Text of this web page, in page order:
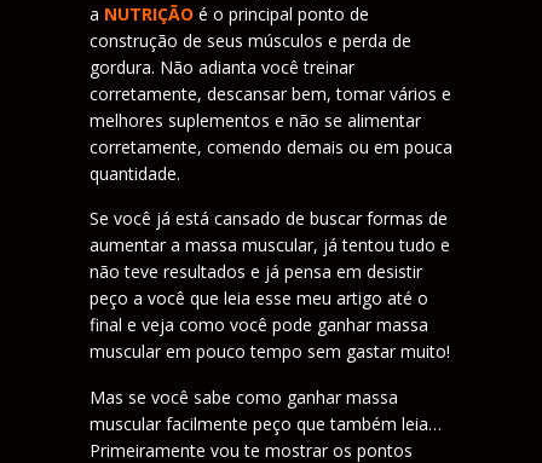
a NUTRIÇÃO é o principal ponto de
construção de seus músculos e perda de
gordura. Não adianta você treinar
corretamente, descansar bem, tomar vários e
melhores suplementos e não se alimentar
corretamente, comendo demais ou em pouca
quantidade.
Se você já está cansado de buscar formas de
aumentar a massa muscular, já tentou tudo e
não teve resultados e já pensa em desistir
peço a você que leia esse meu artigo até o
final e veja como você pode ganhar massa
muscular em pouco tempo sem gastar muito!
Mas se você sabe como ganhar massa
muscular facilmente peço que também leia…
Primeiramente vou te mostrar os pontos